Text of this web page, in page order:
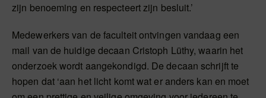
zijn benoeming en respecteert zijn besluit.’
Medewerkers van de faculteit ontvingen vandaag een
mail van de huidige decaan Cristoph Lüthy, waarin het
onderzoek wordt aangekondigd. De decaan schrijft te
hopen dat ‘aan het licht komt wat er anders kan en moet